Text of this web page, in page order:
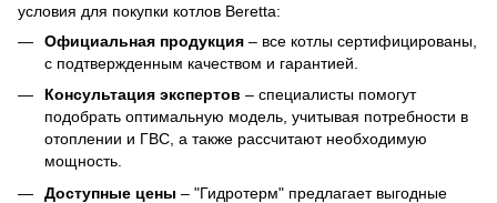
условия для покупки котлов Beretta:
Официальная продукция – все котлы сертифицированы,
с подтвержденным качеством и гарантией.
Консультация экспертов – специалисты помогут
подобрать оптимальную модель, учитывая потребности в
отоплении и ГВС, а также рассчитают необходимую
мощность.
Доступные цены – "Гидротерм" предлагает выгодные